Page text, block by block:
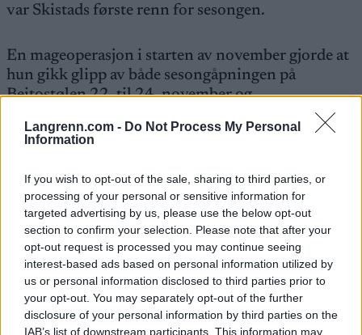
Langrenn.com - Do Not Process My Personal
Information
If you wish to opt-out of the sale, sharing to third parties, or
processing of your personal or sensitive information for
targeted advertising by us, please use the below opt-out
section to confirm your selection. Please note that after your
opt-out request is processed you may continue seeing
interest-based ads based on personal information utilized by
us or personal information disclosed to third parties prior to
your opt-out. You may separately opt-out of the further
disclosure of your personal information by third parties on the
IAB’s list of downstream participants. This information may
var Skistads første renn for sesongen.
En mageoperasjon i starten av november gjorde at
hun gikk glipp av både sesongåpningen på
Beitostølen 22. til 24. november og
ikke deltatt på samlinger eller trent med landslaget
siden april. Derfor var det knyttet ekstra stor
spenning til hvor Skistad står, og hvordan hun
ligger an mot konkurrentene i oppkjøringen mot
VM i Trondheim.
I forbindelse med verdenscupen på Lillehammer sa
Skistad også at det sannsynligvis ville bli flere uker